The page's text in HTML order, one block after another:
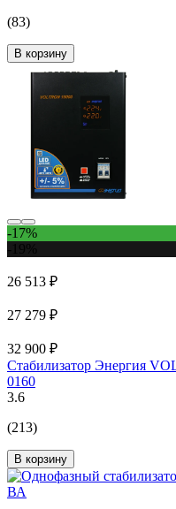
(83)
В корзину
-17%
26 513 ₽
27 279 ₽
32 900 ₽
Стабилизатор Энергия
0160
3.6
(213)
В корзину